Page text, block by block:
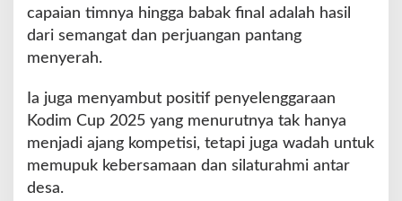
D
a
P
a
s
r
capaian timnya hingga babak final adalah hasil
dari semangat dan perjuangan pantang
menyerah.
Ia juga menyambut positif penyelenggaraan
Kodim Cup 2025 yang menurutnya tak hanya
menjadi ajang kompetisi, tetapi juga wadah untuk
memupuk kebersamaan dan silaturahmi antar
desa.